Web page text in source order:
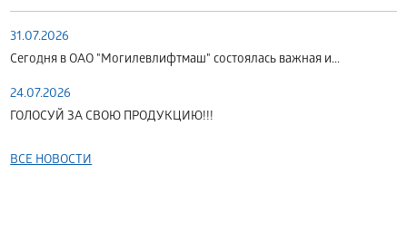
31.07.2026
Сегодня в ОАО "Могилевлифтмаш" состоялась важная и...
24.07.2026
ГОЛОСУЙ ЗА СВОЮ ПРОДУКЦИЮ!!!
ВСЕ НОВОСТИ